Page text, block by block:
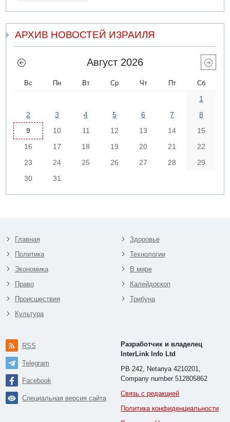
АРХИВ НОВОСТЕЙ ИЗРАИЛЯ
Август 2026
Вс Пн Вт Ср Чт Пт Сб
1
2
3 4 5 6 7
8
9
10 11 12 13 14
15
16
17 18 19 20 21
22
23
24 25 26 27 28
29
30
31
Главная
Политика
Экономика
Право
Происшествия
Культура
Здоровье
Технологии
В мире
Калейдоскоп
Трибуна
RSS
Telegram
Facebook
Специальная версия сайта
Разработчик и владелец
InterLink Info Ltd
PB 242, Netanya 4210201,
Company number 512805862
Связь с редакцией
Политика конфиденциальности